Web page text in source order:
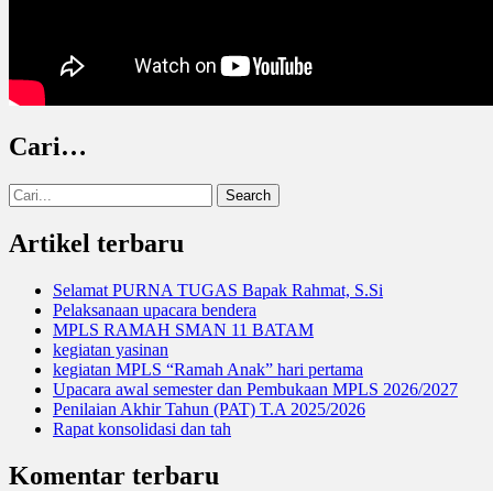
Cari…
Search
for:
Artikel terbaru
Selamat PURNA TUGAS Bapak Rahmat, S.Si
Pelaksanaan upacara bendera
MPLS RAMAH SMAN 11 BATAM
kegiatan yasinan
kegiatan MPLS “Ramah Anak” hari pertama
Upacara awal semester dan Pembukaan MPLS 2026/2027
Penilaian Akhir Tahun (PAT) T.A 2025/2026
Rapat konsolidasi dan tah
Komentar terbaru